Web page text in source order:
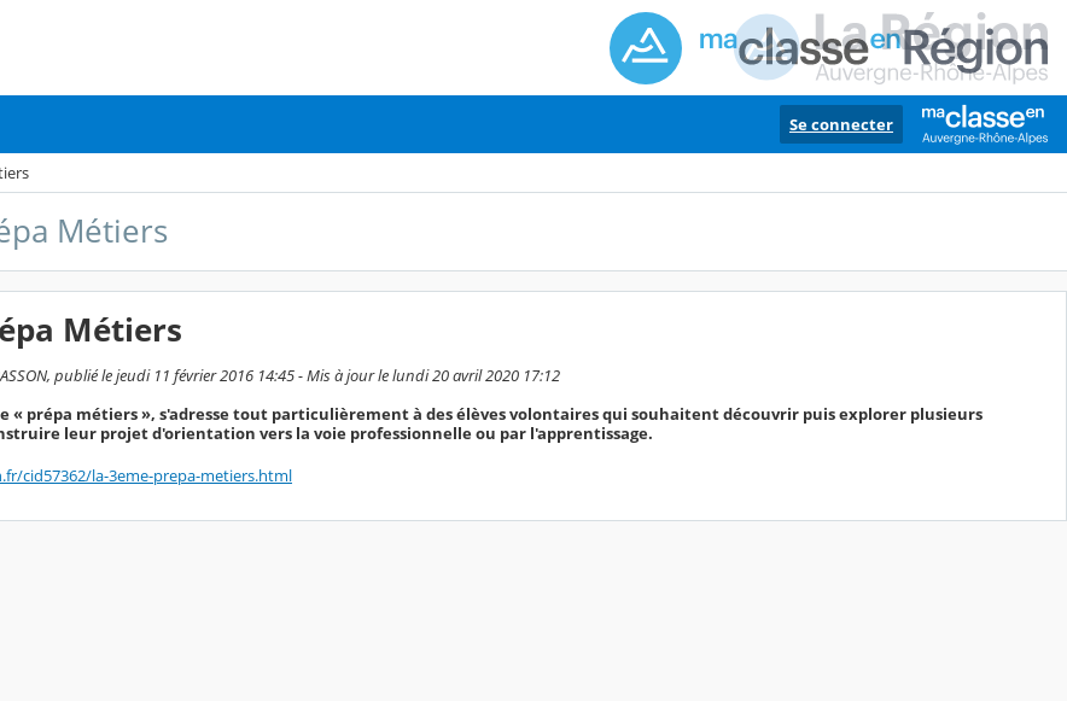
Se connecter
Métiers
Métiers
publié le jeudi 11 février 2016 14:45 - Mis à jour le lundi 20 avril 2020 17:12
« prépa métiers », s'adresse tout particulièrement à des élèves volontaires qui souhaitent découvrir puis explorer plusieurs
leur projet d'orientation vers la voie professionnelle ou par l'apprentissage.
cid57362/la-3eme-prepa-metiers.html